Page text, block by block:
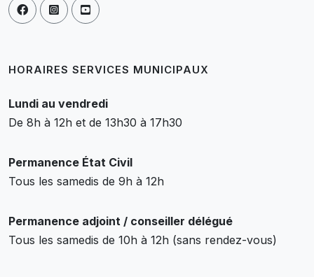
HORAIRES SERVICES MUNICIPAUX
Lundi au vendredi
De 8h à 12h et de 13h30 à 17h30
Permanence État Civil
Tous les samedis de 9h à 12h
Permanence adjoint / conseiller délégué
Tous les samedis de 10h à 12h (sans rendez-vous)